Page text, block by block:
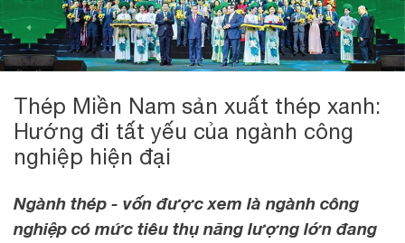
Thép Miền Nam sản xuất thép xanh:
Hướng đi tất yếu của ngành công
nghiệp hiện đại
Ngành thép - vốn được xem là ngành công
nghiệp có mức tiêu thụ năng lượng lớn đang